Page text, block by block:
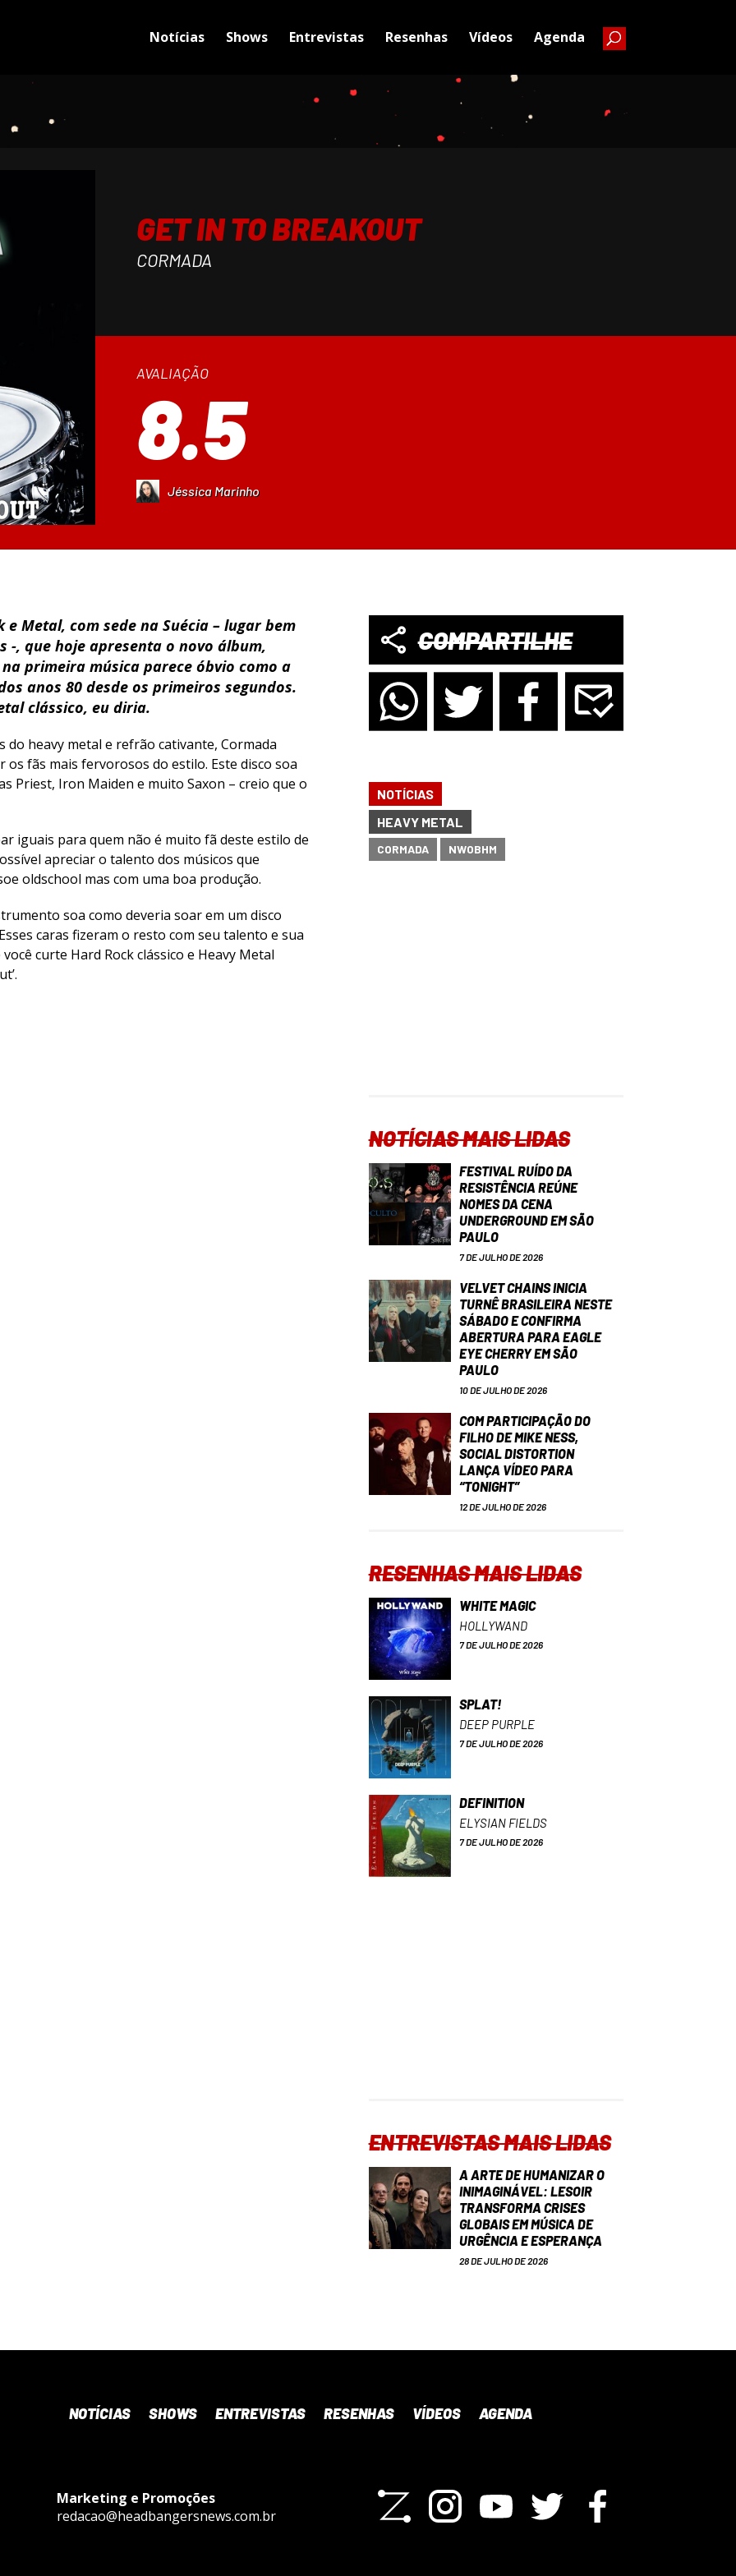
Notícias Shows Entrevistas Resenhas Vídeos Agenda
GET IN TO BREAKOUT
CORMADA
AVALIAÇÃO
8.5
Jéssica Marinho
Metal, com sede na Suécia – lugar bem
, que hoje apresenta o novo álbum,
primeira música parece óbvio como a
anos 80 desde os primeiros segundos.
clássico, eu diria.
do heavy metal e refrão cativante, Cormada
fãs mais fervorosos do estilo. Este disco soa
Priest, Iron Maiden e muito Saxon – creio que o
iguais para quem não é muito fã deste estilo de
apreciar o talento dos músicos que
oldschool mas com uma boa produção.
soa como deveria soar em um disco
caras fizeram o resto com seu talento e sua
curte Hard Rock clássico e Heavy Metal
COMPARTILHE
NOTÍCIAS
HEAVY METAL
CORMADA NWOBHM
NOTÍCIAS MAIS LIDAS
FESTIVAL RUÍDO DA
RESISTÊNCIA REÚNE
NOMES DA CENA
UNDERGROUND EM SÃO
PAULO
7 DE JULHO DE 2026
VELVET CHAINS INICIA
TURNÊ BRASILEIRA NESTE
SÁBADO E CONFIRMA
ABERTURA PARA EAGLE
EYE CHERRY EM SÃO
PAULO
10 DE JULHO DE 2026
COM PARTICIPAÇÃO DO
FILHO DE MIKE NESS,
SOCIAL DISTORTION
LANÇA VÍDEO PARA
“TONIGHT”
12 DE JULHO DE 2026
RESENHAS MAIS LIDAS
WHITE MAGIC
HOLLYWAND
7 DE JULHO DE 2026
SPLAT!
DEEP PURPLE
7 DE JULHO DE 2026
DEFINITION
ELYSIAN FIELDS
7 DE JULHO DE 2026
ENTREVISTAS MAIS LIDAS
A ARTE DE HUMANIZAR O
INIMAGINÁVEL: LESOIR
TRANSFORMA CRISES
GLOBAIS EM MÚSICA DE
URGÊNCIA E ESPERANÇA
28 DE JULHO DE 2026
NOTÍCIAS SHOWS ENTREVISTAS RESENHAS VÍDEOS AGENDA
Marketing e Promoções
redacao@headbangersnews.com.br